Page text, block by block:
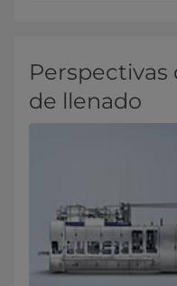
Perspectivas
de llenado